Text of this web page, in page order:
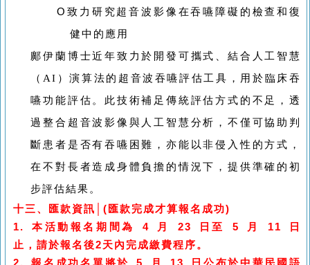
O 致力研究超音波影像在吞嚥障礙的檢查和復
健中的應用
鄺伊蘭博士近年致力於開發可攜式、結合人工智慧
（ AI ）演算法的超音波吞嚥評估工具，用於臨床吞
嚥功能評估。此技術補足傳統評估方式的不足，透
過整合超音波影像與人工智慧分析，不僅可協助判
斷患者是否有吞嚥困難，亦能以非侵入性的方式，
在不對長者造成身體負擔的情況下，提供準確的初
步評估結果。
十三、
匯款資訊│(匯款完成才算報名成功)
1.本活動報名期間為 4 月 23 日至 5 月 11
日
止，請於報名後2天內完成繳費程序。